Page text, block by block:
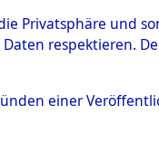
Privatsphäre und
respektieren.
einer